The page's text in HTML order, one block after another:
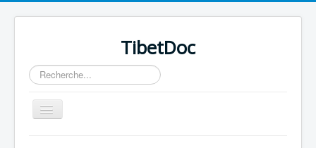
TibetDoc
Rechercher
Basculer
la